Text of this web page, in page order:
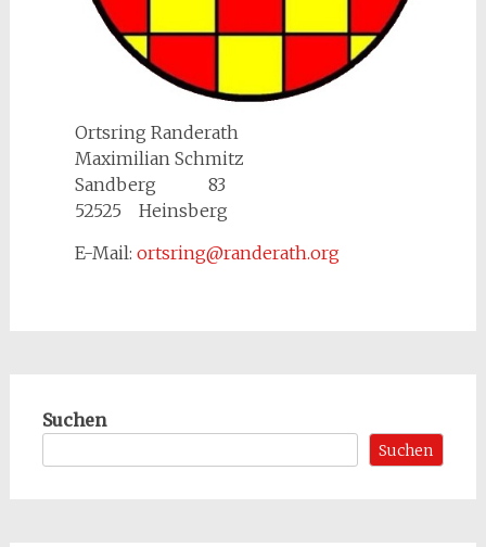
Ortsring Randerath
Maximilian Schmitz
Sandberg 83
52525 Heinsberg
E-Mail: ortsring@randerath.org
Suchen
Suchen